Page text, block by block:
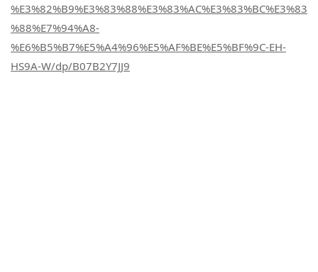
%E3%82%B9%E3%83%88%E3%83%AC%E3%83%BC%E3%83
%88%E7%94%A8-
%E6%B5%B7%E5%A4%96%E5%AF%BE%E5%BF%9C-EH-
HS9A-W/dp/B07B2Y7JJ9